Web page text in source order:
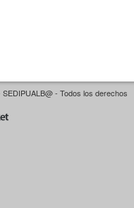
- Todos los derechos